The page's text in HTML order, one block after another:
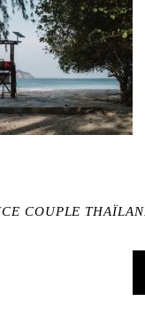
COUPLE